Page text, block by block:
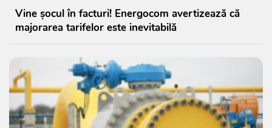
Vine șocul în facturi! Energocom avertizează că
majorarea tarifelor este inevitabilă